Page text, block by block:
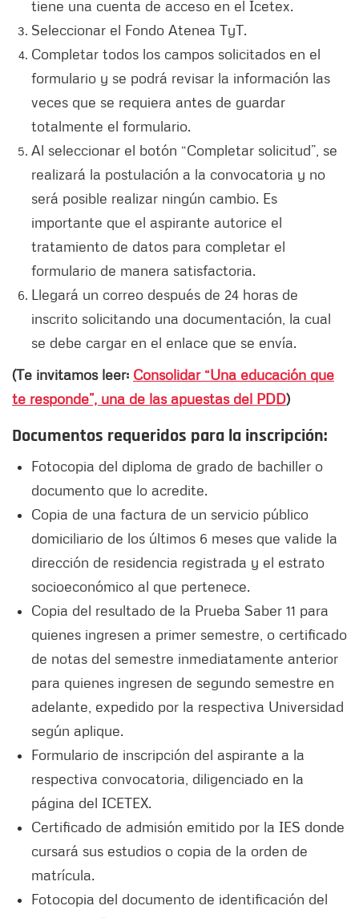
tiene una cuenta de acceso en el Icetex.
Seleccionar el Fondo Atenea TyT.
Completar todos los campos solicitados en el
formulario y se podrá revisar la información las
veces que se requiera antes de guardar
totalmente el formulario.
Al seleccionar el botón “Completar solicitud”, se
realizará la postulación a la convocatoria y no
será posible realizar ningún cambio. Es
importante que el aspirante autorice el
tratamiento de datos para completar el
formulario de manera satisfactoria.
Llegará un correo después de 24 horas de
inscrito solicitando una documentación, la cual
se debe cargar en el enlace que se envía.
(Te invitamos leer: Consolidar “Una educación que
te responde”, una de las apuestas del PDD)
Documentos requeridos para la inscripción:
Fotocopia del diploma de grado de bachiller o
documento que lo acredite.
Copia de una factura de un servicio público
domiciliario de los últimos 6 meses que valide la
dirección de residencia registrada y el estrato
socioeconómico al que pertenece.
Copia del resultado de la Prueba Saber 11 para
quienes ingresen a primer semestre, o certificado
de notas del semestre inmediatamente anterior
para quienes ingresen de segundo semestre en
adelante, expedido por la respectiva Universidad
según aplique.
Formulario de inscripción del aspirante a la
respectiva convocatoria, diligenciado en la
página del ICETEX.
Certificado de admisión emitido por la IES donde
cursará sus estudios o copia de la orden de
matrícula.
Fotocopia del documento de identificación del